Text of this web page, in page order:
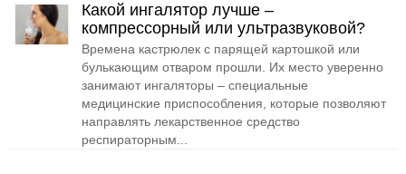
Какой ингалятор лучше –
компрессорный или ультразвуковой?
Времена кастрюлек с парящей картошкой или
булькающим отваром прошли. Их место уверенно
занимают ингаляторы – специальные
медицинские приспособления, которые позволяют
направлять лекарственное средство
респираторным...